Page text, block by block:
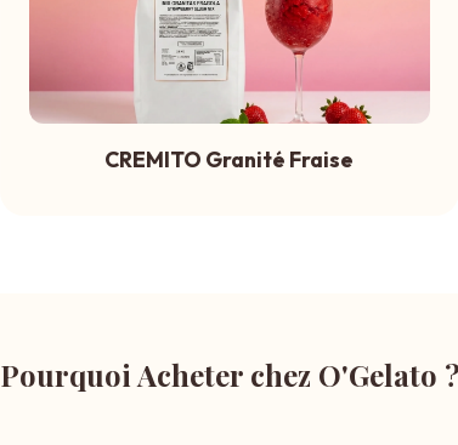
CREMITO Granité Fraise
Pourquoi Acheter chez O'Gelato ?